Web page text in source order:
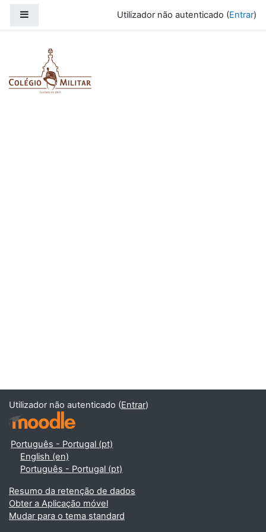
Utilizador não autenticado (Entrar)
Utilizador não autenticado (Entrar)
Português - Portugal ‎(pt)‎
English ‎(en)‎
Português - Portugal ‎(pt)‎
Resumo da retenção de dados
Obter a Aplicação móvel
Mudar para o tema standard